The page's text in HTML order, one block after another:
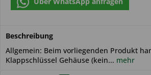
Beschreibung
Allgemein: Beim vorliegenden Produkt
Klappschlüssel Gehäuse (kein... mehr